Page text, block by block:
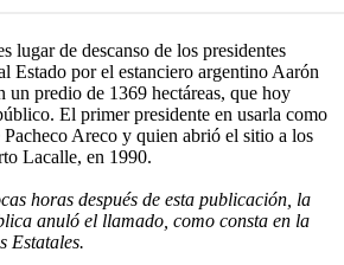
lugar de descanso de los presidentes
Estado por el estanciero argentino Aarón
un predio de 1369 hectáreas, que hoy
El primer presidente en usarla como
Areco y quien abrió el sitio a los
Lacalle, en 1990.
horas después de esta publicación, la
anuló el llamado, como consta en la
Estatales.